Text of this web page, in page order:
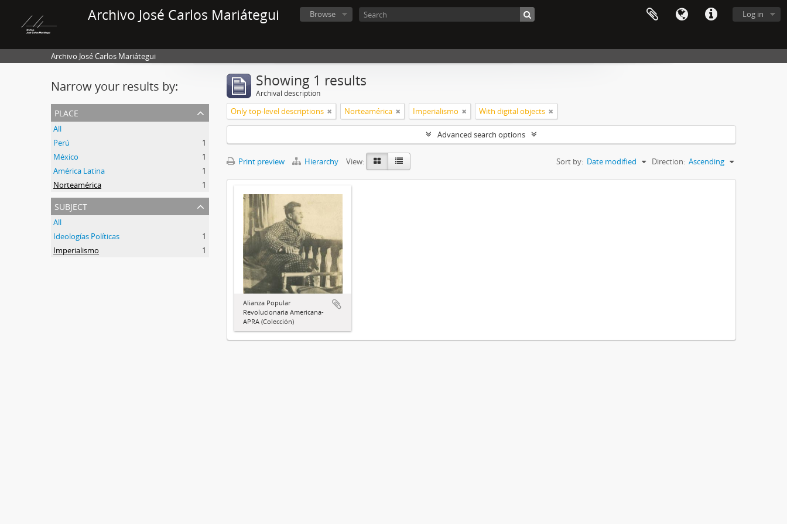
Archivo José Carlos Mariátegui Log in
Browse
Archivo José Carlos Mariátegui
Narrow your results by:
place
All
Perú
1
México
1
América Latina
1
Norteamérica
1
subject
All
Ideologías Políticas
1
Imperialismo
1
Showing 1 results
Archival description
Only top-level descriptions Norteamérica Imperialismo With digital objects
Advanced search options
Print preview Hierarchy View: Sort by: Date modified Direction: Ascending
Alianza Popular
Revolucionaria Americana-
APRA (Colección)